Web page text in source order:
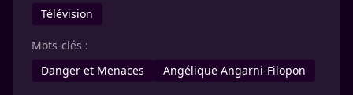
Télévision
Mots-clés :
Danger et Menaces
Angélique Angarni-Filopon